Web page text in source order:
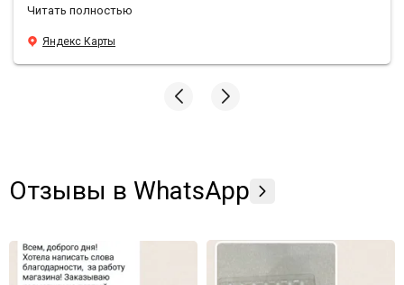
заказами подарочки❤️ Эффект от антивозрастной
уходовой косметики просто вау, средства действительно
борятся с морщинами, лицо свежее и блестящее, даже в
те моменты, когда хронический недосып. У Sunshine
знакомым рекомендую заказывать здесь🫶🏼
Читать полностью
Яндекс Карты
Отзывы в WhatsApp